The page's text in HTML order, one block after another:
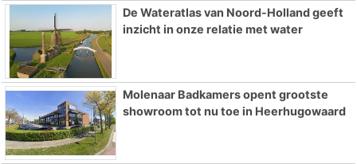
De Wateratlas van Noord-Holland geeft
inzicht in onze relatie met water
Molenaar Badkamers opent grootste
showroom tot nu toe in Heerhugowaard